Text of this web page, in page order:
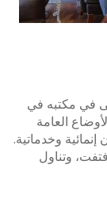
في مكتبه في
العامة
وخدماتية.
وتناول